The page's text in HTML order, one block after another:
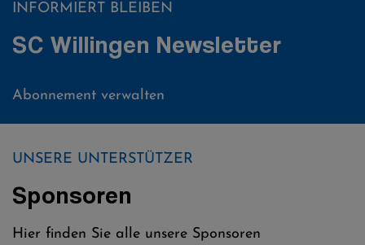
INFORMIERT BLEIBEN
SC Willingen Newsletter
Abonnement verwalten
UNSERE UNTERSTÜTZER
Sponsoren
Hier finden Sie alle unsere Sponsoren